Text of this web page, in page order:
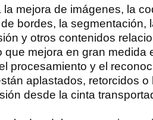
mejora de imágenes, la
bordes, la segmentación,
y otros contenidos
mejora en gran medida
procesamiento y el
aplastados, retorcidos o
desde la cinta